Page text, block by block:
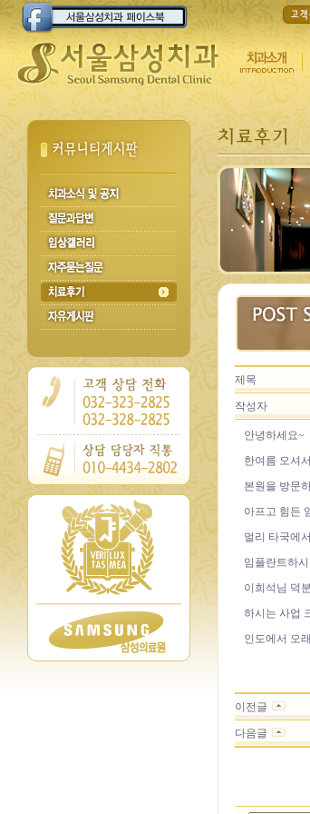
제목
작성자
안녕하세요~
한여름 오셔
본원을 방문
아프고 힘든
멀리 타국에
임플란트하
이희석님 덕
하시는 사업
인도에서 오
이전글
다음글